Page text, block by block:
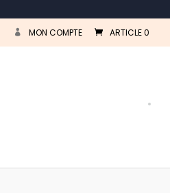
MON COMPTE ARTICLE 0